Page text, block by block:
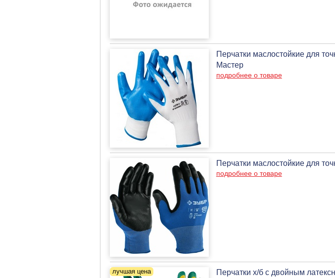
Перчатки маслостойкие для
Мастер
подробнее о товаре
Перчатки маслостойкие для
подробнее о товаре
Перчатки х/б с двойным